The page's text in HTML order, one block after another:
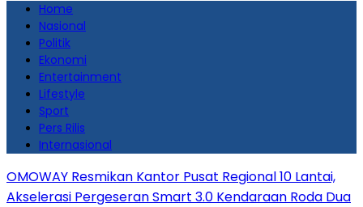
Home
Nasional
Politik
Ekonomi
Entertainment
Lifestyle
Sport
Pers Rilis
Internasional
OMOWAY Resmikan Kantor Pusat Regional 10 Lantai,
Akselerasi Pergeseran Smart 3.0 Kendaraan Roda Dua